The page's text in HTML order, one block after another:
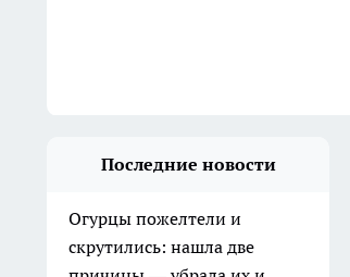
Последние новости
Огурцы пожелтели и
скрутились: нашла две